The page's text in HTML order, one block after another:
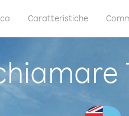
Caratteristiche